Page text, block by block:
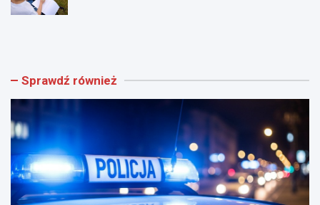
Z
i
w
e
e
k
e
d
E
g
ó
w
t
ę
t
i
Sprawdź również